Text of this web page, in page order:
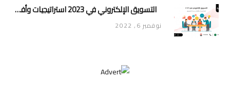
التسويق الإلكتروني في 2023 استراتيجيات وأفكار جديدة للتسويق
نوفمبر 6, 2022